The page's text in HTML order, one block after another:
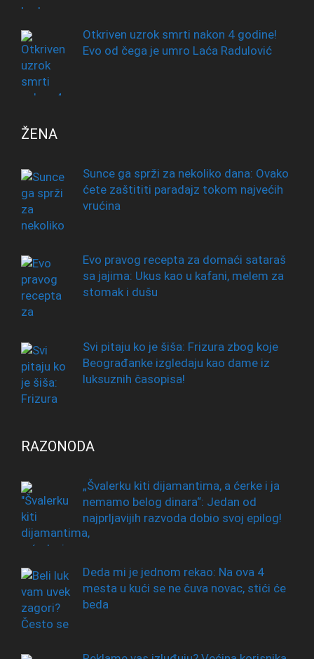
Otkriven uzrok smrti nakon 4 godine!
Evo od čega je umro Laća Radulović
ŽENA
Sunce ga sprži za nekoliko dana: Ovako
ćete zaštititi paradajz tokom najvećih
vrućina
Evo pravog recepta za domaći sataraš
sa jajima: Ukus kao u kafani, melem za
stomak i dušu
Svi pitaju ko je šiša: Frizura zbog koje
Beograđanke izgledaju kao dame iz
luksuznih časopisa!
RAZONODA
„Švalerku kiti dijamantima, a ćerke i ja
nemamo belog dinara“: Jedan od
najprljavijih razvoda dobio svoj epilog!
Deda mi je jednom rekao: Na ova 4
mesta u kući se ne čuva novac, stići će
beda